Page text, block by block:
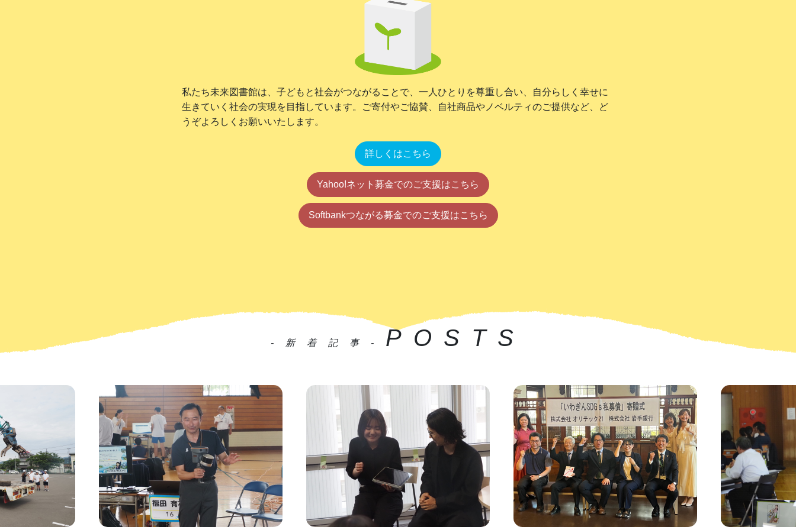
私たち未来図書館は、子どもと社会がつながることで、一人ひとりを尊重し合い、自分らしく幸せに
生きていく社会の実現を目指しています。ご寄付やご協賛、自社商品やノベルティのご提供など、ど
うぞよろしくお願いいたします。
詳しくはこちら
Yahoo!ネット募金でのご支援はこちら
Softbankつながる募金でのご支援はこちら
-新着記事- POSTS